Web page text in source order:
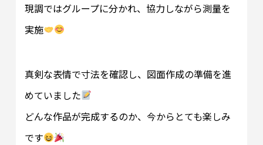
現調ではグループに分かれ、協力しながら測量を
実施
真剣な表情で寸法を確認し、図面作成の準備を進
めていました
どんな作品が完成するのか、今からとても楽しみ
です